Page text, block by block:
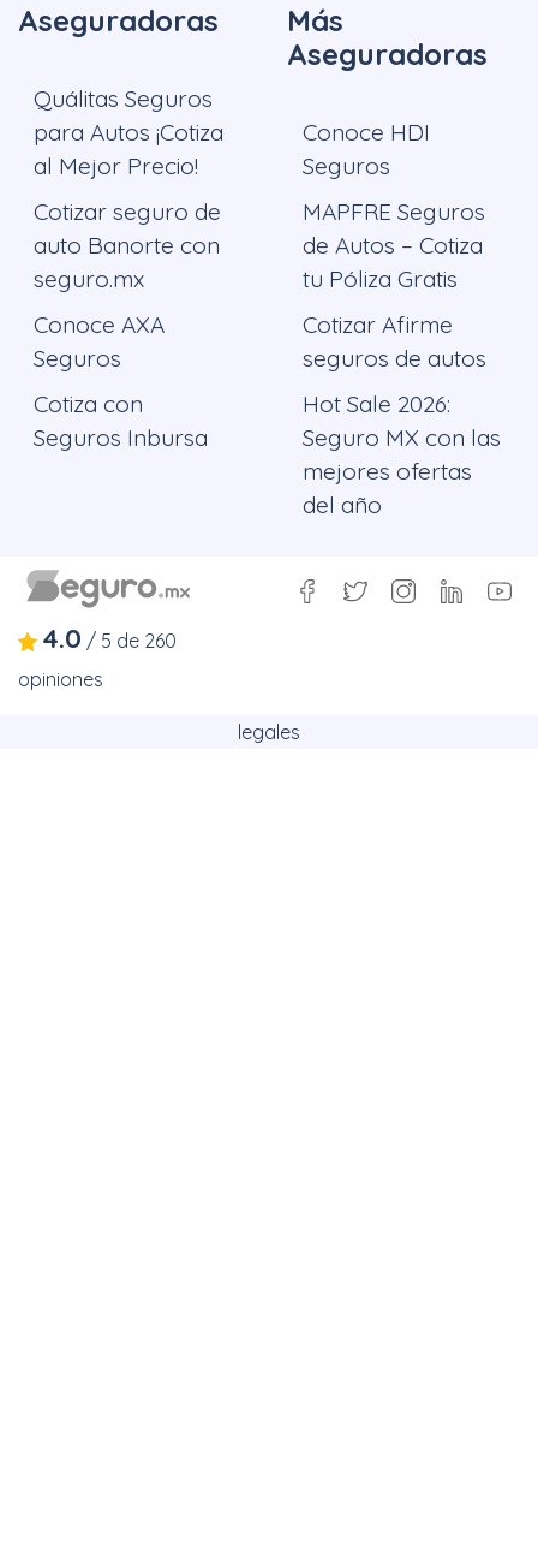
Aseguradoras
Quálitas Seguros
para Autos ¡Cotiza
al Mejor Precio!
Cotizar seguro de
auto Banorte con
seguro.mx
Conoce AXA
Seguros
Cotiza con
Seguros Inbursa
Más
Aseguradoras
Conoce HDI
Seguros
MAPFRE Seguros
de Autos – Cotiza
tu Póliza Gratis
Cotizar Afirme
seguros de autos
Hot Sale 2026:
Seguro MX con las
mejores ofertas
del año
4.0 / 5 de 260
opiniones
legales